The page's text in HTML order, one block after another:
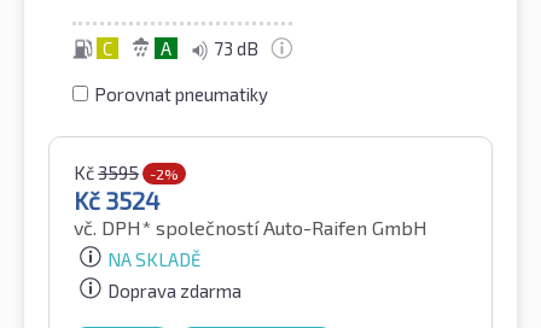
C A 73 dB
Porovnat pneumatiky
Kč3595 -2%
Kč 3524
vč. DPH* společností Auto-Raifen GmbH
NA SKLADĚ
Doprava zdarma